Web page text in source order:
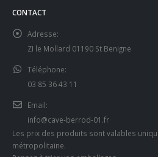
CONTACT
Adresse:
ZI le Mollard 01190 St Benigne
Téléphone:
03 85 36 43 11
Email:
info@cave-berrod-01.fr
Les prix des produits sont valables
métropolitaine.